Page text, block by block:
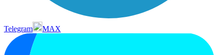
Telegram MAX